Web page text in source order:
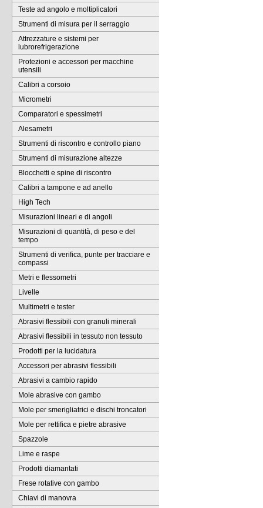
Teste ad angolo e moltiplicatori
Strumenti di misura per il serraggio
Attrezzature e sistemi per
lubrorefrigerazione
Protezioni e accessori per macchine
utensili
Calibri a corsoio
Micrometri
Comparatori e spessimetri
Alesametri
Strumenti di riscontro e controllo piano
Strumenti di misurazione altezze
Blocchetti e spine di riscontro
Calibri a tampone e ad anello
High Tech
Misurazioni lineari e di angoli
Misurazioni di quantità, di peso e del
tempo
Strumenti di verifica, punte per tracciare e
compassi
Metri e flessometri
Livelle
Multimetri e tester
Abrasivi flessibili con granuli minerali
Abrasivi flessibili in tessuto non tessuto
Prodotti per la lucidatura
Accessori per abrasivi flessibili
Abrasivi a cambio rapido
Mole abrasive con gambo
Mole per smerigliatrici e dischi troncatori
Mole per rettifica e pietre abrasive
Spazzole
Lime e raspe
Prodotti diamantati
Frese rotative con gambo
Chiavi di manovra